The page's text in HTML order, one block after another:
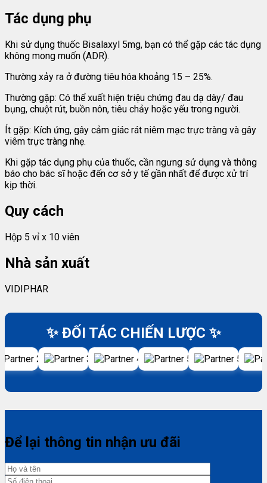
Tác dụng phụ
Khi sử dụng thuốc Bisalaxyl 5mg, bạn có thể gặp các tác dụng
không mong muốn (ADR).
Thường xảy ra ở đường tiêu hóa khoảng 15 – 25%.
Thường gặp: Có thể xuất hiện triệu chứng đau dạ dày/ đau
bụng, chuột rút, buồn nôn, tiêu chảy hoặc yếu trong người.
Ít gặp: Kích ứng, gây cảm giác rát niêm mạc trực tràng và gây
viêm trực tràng nhẹ.
Khi gặp tác dụng phụ của thuốc, cần ngưng sử dụng và thông
báo cho bác sĩ hoặc đến cơ sở y tế gần nhất để được xử trí
kịp thời.
Quy cách
Hộp 5 vỉ x 10 viên
Nhà sản xuất
VIDIPHAR
✨ ĐỐI TÁC CHIẾN LƯỢC ✨
Để lại thông tin nhận ưu đãi